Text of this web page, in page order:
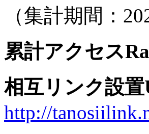
（集計期間：
累計アクセス
相互リンク設
http://